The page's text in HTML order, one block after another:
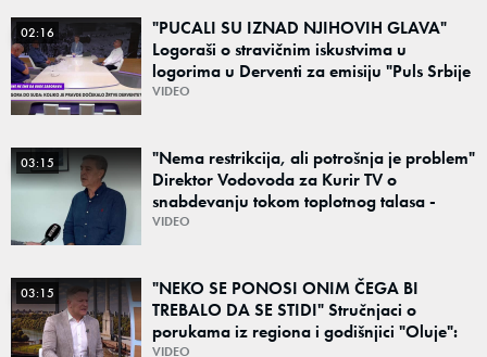
02:16
"PUCALI SU IZNAD NJIHOVIH GLAVA"
Logoraši o stravičnim iskustvima u
logorima u Derventi za emisiju "Puls Srbije
vikend": "Tada je počela velika tortura..."
VIDEO
03:15
"Nema restrikcija, ali potrošnja je problem"
Direktor Vodovoda za Kurir TV o
snabdevanju tokom toplotnog talasa -
Poznato kakva je situacija sa vodom
VIDEO
03:15
"NEKO SE PONOSI ONIM ČEGA BI
TREBALO DA SE STIDI" Stručnjaci o
porukama iz regiona i godišnjici "Oluje":
VIDEO